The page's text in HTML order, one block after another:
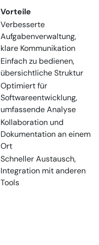
Vorteile
Verbesserte
Aufgabenverwaltung,
klare Kommunikation
Einfach zu bedienen,
übersichtliche Struktur
Optimiert für
Softwareentwicklung,
umfassende Analyse
Kollaboration und
Dokumentation an einem
Ort
Schneller Austausch,
Integration mit anderen
Tools